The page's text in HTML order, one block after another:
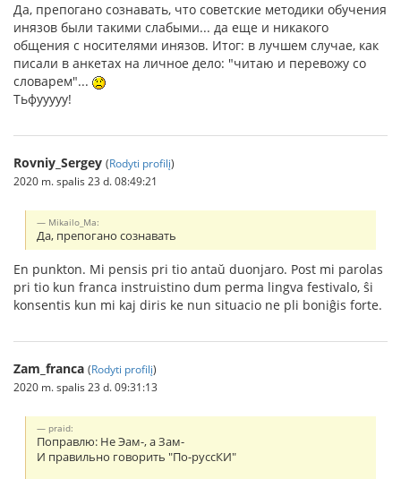
Да, препогано сознавать, что советские методики обучения
инязов были такими слабыми... да еще и никакого
общения с носителями инязов. Итог: в лучшем случае, как
писали в анкетах на личное дело: "читаю и перевожу со
словарем"...
Тьфууууу!
Rovniy_Sergey (Rodyti profilį)
2020 m. spalis 23 d. 08:49:21
Mikailo_Ma:
Да, препогано сознавать
En punkton. Mi pensis pri tio antaŭ duonjaro. Post mi parolas
pri tio kun franca instruistino dum perma lingva festivalo, ŝi
konsentis kun mi kaj diris ke nun situacio ne pli boniĝis forte.
Zam_franca (Rodyti profilį)
2020 m. spalis 23 d. 09:31:13
praid:
Поправлю: Не Эам-, а Зам-
И правильно говорить "По-руссКИ"